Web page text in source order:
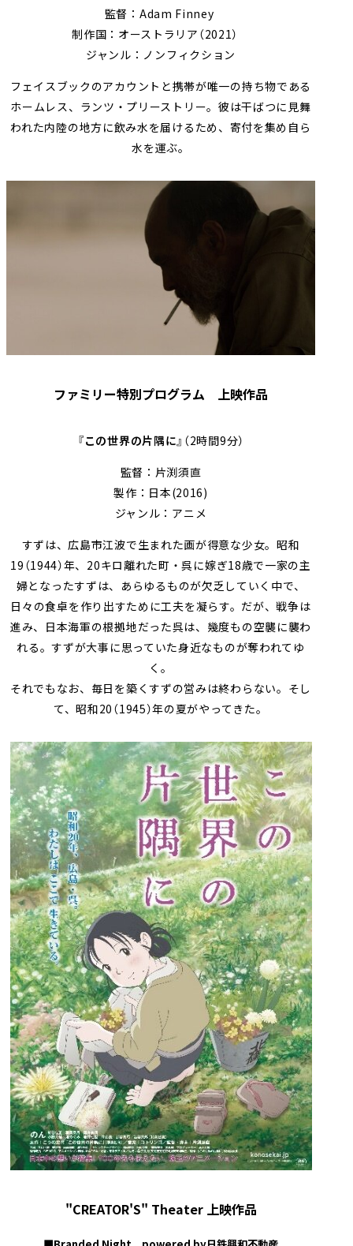
監督：Adam Finney
制作国：オーストラリア（2021）
ジャンル：ノンフィクション
フェイスブックのアカウントと携帯が唯一の持ち物である
ホームレス、ランツ・プリーストリー。彼は干ばつに見舞
われた内陸の地方に飲み水を届けるため、寄付を集め自ら
水を運ぶ。
ファミリー特別プログラム 上映作品
『この世界の片隅に』 （2時間9分）
監督：片渕須直
製作：日本(2016)
ジャンル：アニメ
すずは、広島市江波で生まれた画が得意な少女。昭和
19（1944）年、20キロ離れた町・呉に嫁ぎ18歳で一家の主
婦となったすずは、あらゆるものが欠乏していく中で、
日々の食卓を作り出すために工夫を凝らす。だが、戦争は
進み、日本海軍の根拠地だった呉は、幾度もの空襲に襲わ
れる。すずが大事に思っていた身近なものが奪われてゆ
く。
それでもなお、毎日を築くすずの営みは終わらない。そし
て、昭和20（1945）年の夏がやってきた――。
"CREATOR'S" Theater 上映作品